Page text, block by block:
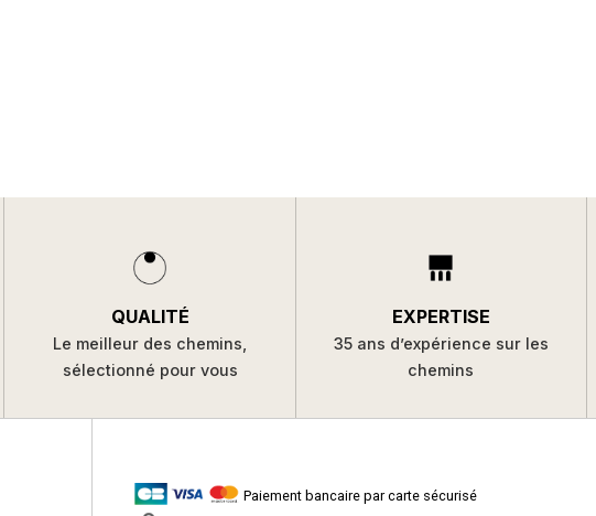
QUALITÉ
Le meilleur des chemins,
sélectionné pour vous
EXPERTISE
35 ans d’expérience sur les
chemins
Paiement bancaire par carte sécurisé